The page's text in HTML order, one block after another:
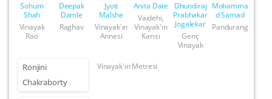
Sohum
Shah
Vinayak
Rao
Deepak
Damle
Raghav
Jyoti
Malshe
Vinayak'ın
Annesi
Anita Date
Vaidehi,
Vinayak'ın
Karısı
Dhundiraj
Prabhakar
Jogalekar
Genç
Vinayak
Mohamma
d Samad
Pandurang
Ronjini
Chakraborty
Vinayak'ın Metresi